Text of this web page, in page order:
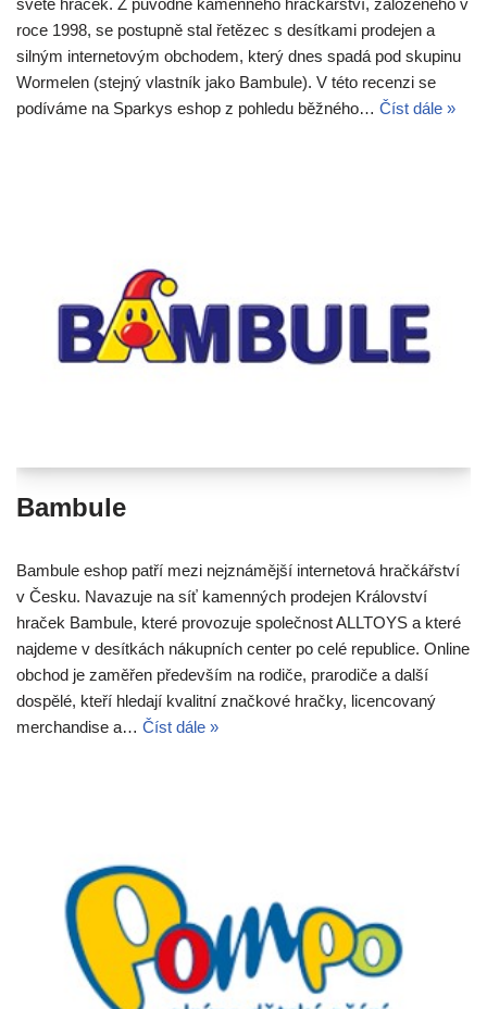
světě hraček. Z původně kamenného hračkářství, založeného v
roce 1998, se postupně stal řetězec s desítkami prodejen a
silným internetovým obchodem, který dnes spadá pod skupinu
Wormelen (stejný vlastník jako Bambule). V této recenzi se
podíváme na Sparkys eshop z pohledu běžného… Číst dále »
Bambule
Bambule eshop patří mezi nejznámější internetová hračkářství
v Česku. Navazuje na síť kamenných prodejen Království
hraček Bambule, které provozuje společnost ALLTOYS a které
najdeme v desítkách nákupních center po celé republice. Online
obchod je zaměřen především na rodiče, prarodiče a další
dospělé, kteří hledají kvalitní značkové hračky, licencovaný
merchandise a… Číst dále »